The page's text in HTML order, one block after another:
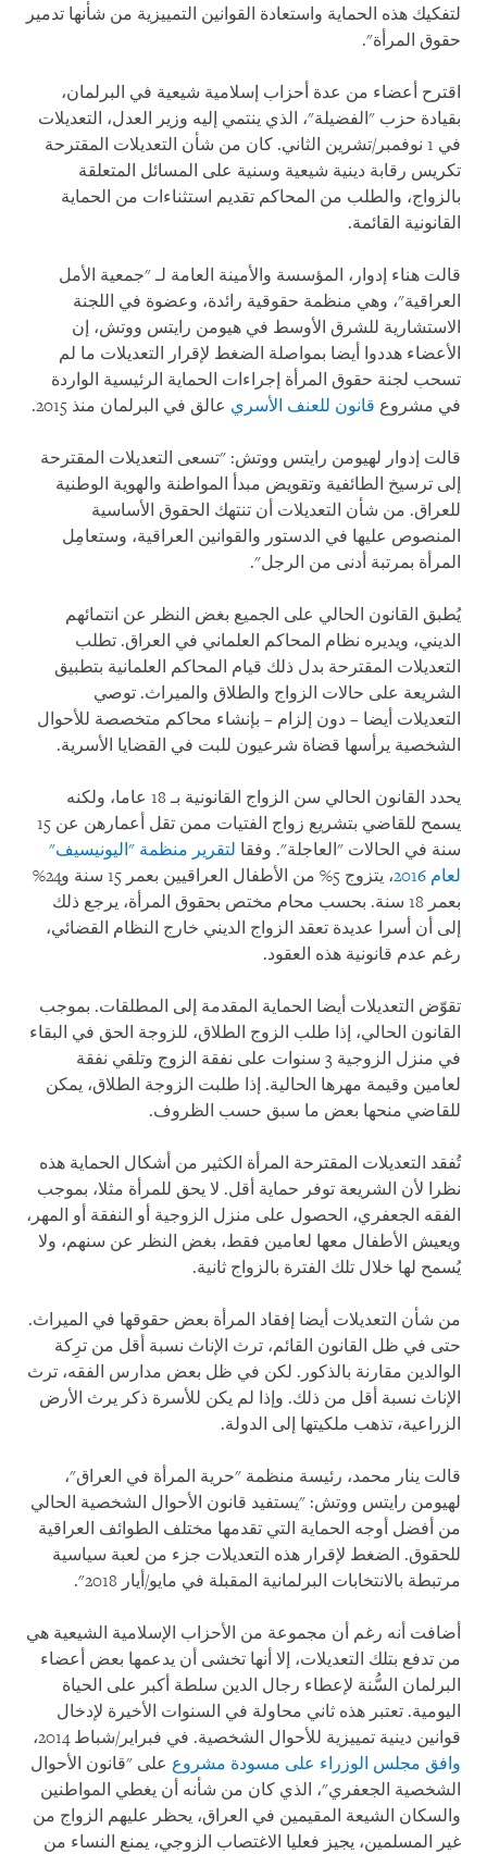
لتفكيك هذه الحماية واستعادة القوانين التمييزية من شأنها تدمير
حقوق المرأة".
اقترح أعضاء من عدة أحزاب إسلامية شيعية في البرلمان،
بقيادة حزب "الفضيلة"، الذي ينتمي إليه وزير العدل، التعديلات
في 1 نوفمبر/تشرين الثاني. كان من شأن التعديلات المقترحة
تكريس رقابة دينية شيعية وسنية على المسائل المتعلقة
بالزواج، والطلب من المحاكم تقديم استثناءات من الحماية
القانونية القائمة.
قالت هناء إدوار، المؤسسة والأمينة العامة لـ "جمعية الأمل
العراقية"، وهي منظمة حقوقية رائدة، وعضوة في اللجنة
الاستشارية للشرق الأوسط في هيومن رايتس ووتش، إن
الأعضاء هددوا أيضا بمواصلة الضغط لإقرار التعديلات ما لم
تسحب لجنة حقوق المرأة إجراءات الحماية الرئيسية الواردة
في مشروع قانون للعنف الأسري عالق في البرلمان منذ 2015.
قالت إدوار لهيومن رايتس ووتش: "تسعى التعديلات المقترحة
إلى ترسيخ الطائفية وتقويض مبدأ المواطنة والهوية الوطنية
للعراق. من شأن التعديلات أن تنتهك الحقوق الأساسية
المنصوص عليها في الدستور والقوانين العراقية، وستعامِل
المرأة بمرتبة أدنى من الرجل".
يُطبق القانون الحالي على الجميع بغض النظر عن انتمائهم
الديني، ويديره نظام المحاكم العلماني في العراق. تطلب
التعديلات المقترحة بدل ذلك قيام المحاكم العلمانية بتطبيق
الشريعة على حالات الزواج والطلاق والميراث. توصي
التعديلات أيضا – دون إلزام – بإنشاء محاكم متخصصة للأحوال
الشخصية يرأسها قضاة شرعيون للبت في القضايا الأسرية.
يحدد القانون الحالي سن الزواج القانونية بـ 18 عاما، ولكنه
يسمح للقاضي بتشريع زواج الفتيات ممن تقل أعمارهن عن 15
سنة في الحالات "العاجلة". وفقا لتقرير منظمة "اليونيسيف"
لعام 2016
، يتزوج 5% من الأطفال العراقيين بعمر 15 سنة و24%
بعمر 18 سنة. بحسب محام مختص بحقوق المرأة، يرجع ذلك
إلى أن أسرا عديدة تعقد الزواج الديني خارج النظام القضائي،
رغم عدم قانونية هذه العقود.
تقوّض التعديلات أيضا الحماية المقدمة إلى المطلقات. بموجب
القانون الحالي، إذا طلب الزوج الطلاق، للزوجة الحق في البقاء
في منزل الزوجية 3 سنوات على نفقة الزوج وتلقي نفقة
لعامين وقيمة مهرها الحالية. إذا طلبت الزوجة الطلاق، يمكن
للقاضي منحها بعض ما سبق حسب الظروف.
تُفقد التعديلات المقترحة المرأة الكثير من أشكال الحماية هذه
نظرا لأن الشريعة توفر حماية أقل. لا يحق للمرأة مثلا، بموجب
الفقه الجعفري، الحصول على منزل الزوجية أو النفقة أو المهر،
ويعيش الأطفال معها لعامين فقط، بغض النظر عن سنهم، ولا
يُسمح لها خلال تلك الفترة بالزواج ثانية.
من شأن التعديلات أيضا إفقاد المرأة بعض حقوقها في الميراث.
حتى في ظل القانون القائم، ترث الإناث نسبة أقل من ترِكة
الوالدين مقارنة بالذكور. لكن في ظل بعض مدارس الفقه، ترث
الإناث نسبة أقل من ذلك. وإذا لم يكن للأسرة ذكر يرث الأرض
الزراعية، تذهب ملكيتها إلى الدولة.
قالت ينار محمد، رئيسة منظمة "حرية المرأة في العراق"،
لهيومن رايتس ووتش: "يستفيد قانون الأحوال الشخصية الحالي
من أفضل أوجه الحماية التي تقدمها مختلف الطوائف العراقية
للحقوق. الضغط لإقرار هذه التعديلات جزء من لعبة سياسية
مرتبطة بالانتخابات البرلمانية المقبلة في مايو/أيار 2018".
أضافت أنه رغم أن مجموعة من الأحزاب الإسلامية الشيعية هي
من تدفع بتلك التعديلات، إلا أنها تخشى أن يدعمها بعض أعضاء
البرلمان السُّنة لإعطاء رجال الدين سلطة أكبر على الحياة
اليومية. تعتبر هذه ثاني محاولة في السنوات الأخيرة لإدخال
قوانين دينية تمييزية للأحوال الشخصية. في فبراير/شباط 2014،
وافق مجلس الوزراء على مسودة مشروع على "قانون الأحوال
الشخصية الجعفري"، الذي كان من شأنه أن يغطي المواطنين
والسكان الشيعة المقيمين في العراق، يحظر عليهم الزواج من
غير المسلمين، يجيز فعليا الاغتصاب الزوجي، يمنع النساء من